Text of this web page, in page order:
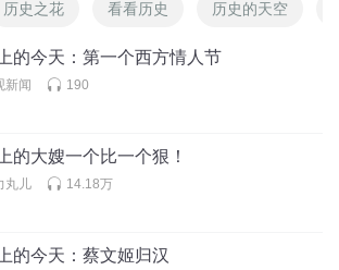
历史之花 看看历史 历史的天空
的今天：第一个西方情人节
新闻 190
的大嫂一个比一个狠！
丸儿 14.18万
的今天：蔡文姬归汉